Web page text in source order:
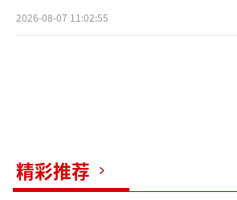
2026-08-07 11:02:55
精彩推荐